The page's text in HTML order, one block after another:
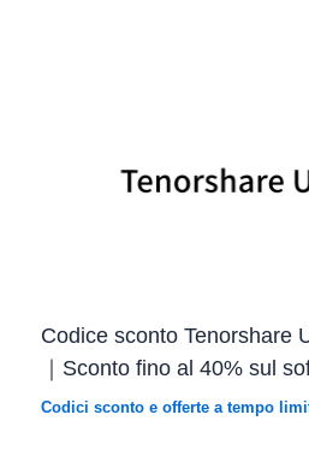
Codice sconto Tenorshare
｜Sconto fino al 40% sul
Codici sconto e offerte a tempo